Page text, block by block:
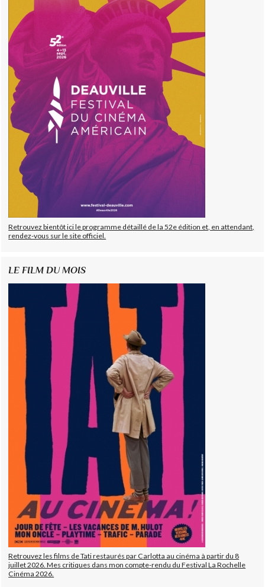
Retrouvez bientôt ici le programme détaillé de la 52e édition et, en attendant,
rendez-vous sur le site officiel.
LE FILM DU MOIS
Retrouvez les films de Tati restaurés par Carlotta au cinéma à partir du 8
juillet 2026. Mes critiques dans mon compte-rendu du Festival La Rochelle
Cinéma 2026.